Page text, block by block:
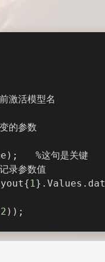
激活模型名
的参数
%这句是关键
录参数值
1
2 ));